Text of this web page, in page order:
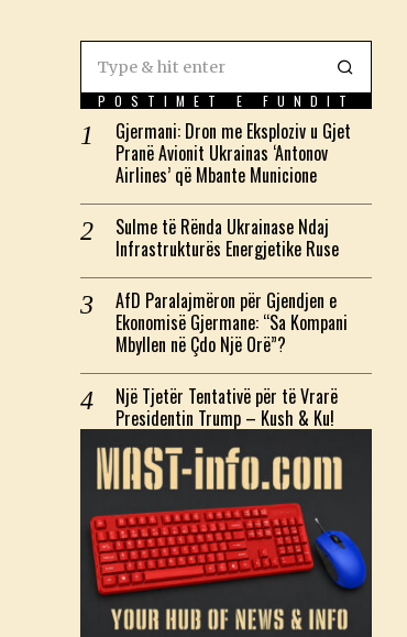
POSTIMET E FUNDIT
Gjermani: Dron me Eksploziv u Gjet
Pranë Avionit Ukrainas ‘Antonov
Airlines’ që Mbante Municione
Sulme të Rënda Ukrainase Ndaj
Infrastrukturës Energjetike Ruse
AfD Paralajmëron për Gjendjen e
Ekonomisë Gjermane: “Sa Kompani
Mbyllen në Çdo Një Orë”?
Një Tjetër Tentativë për të Vrarë
Presidentin Trump – Kush & Ku!